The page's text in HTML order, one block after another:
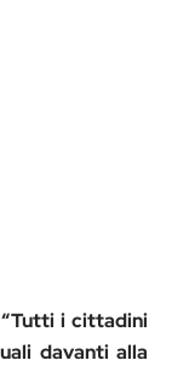
i cittadini
davanti alla